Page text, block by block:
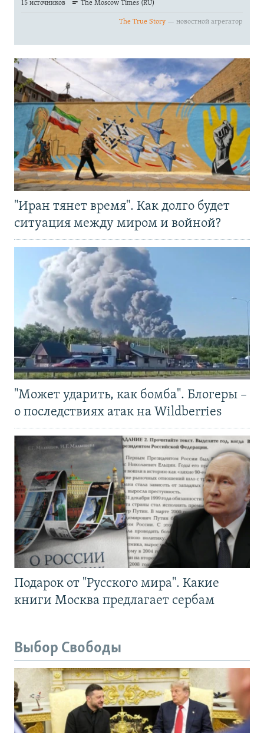
"Иран тянет время". Как долго будет
ситуация между миром и войной?
"Может ударить, как бомба". Блогеры –
о последствиях атак на Wildberries
Подарок от "Русского мира". Какие
книги Москва предлагает сербам
Выбор Свободы